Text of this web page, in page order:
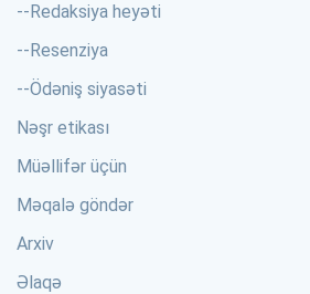
--Redaksiya heyəti
--Resenziya
--Ödəniş siyasəti
Nəşr etikası
Müəllifər üçün
Məqalə göndər
Arxiv
Əlaqə